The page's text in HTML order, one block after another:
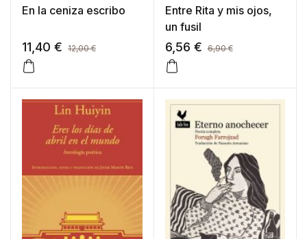
En la ceniza escribo
11,40 € 12,00€
Entre Rita y mis ojos,
un fusil
6,56 € 6,90€